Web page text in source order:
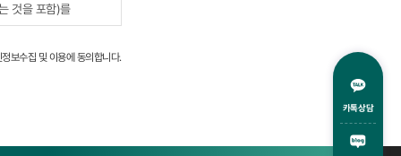
것을 포함)를
보수집 및 이용에 동의합니다.
카톡상담